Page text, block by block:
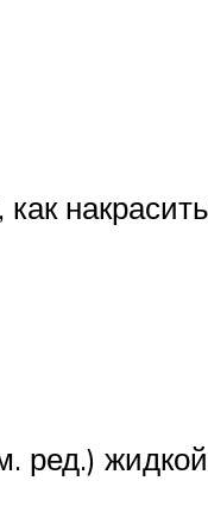
жидкой